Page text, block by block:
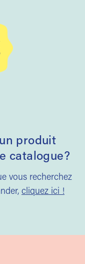
produit
catalogue?
vous recherchez
cliquez ici !